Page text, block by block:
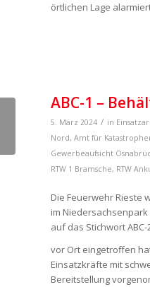
örtlichen Lage
ABC-1 –
5. März 2024 / in
Nord, Amt für
Gewerbeaufsicht
RTW 1 Bramsche, RTW
Die Feuerwehr Rieste
im
auf das Stichwort
vor Ort eingetroffen
Einsatzkräfte mit
Bereitstellung